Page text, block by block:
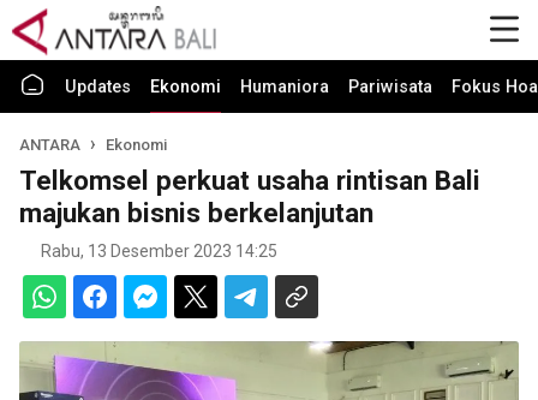
Updates Ekonomi Humaniora Pariwisata Fokus
ANTARA Ekonomi
Telkomsel perkuat usaha rintisan Bali
majukan bisnis berkelanjutan
Rabu, 13 Desember 2023 14:25